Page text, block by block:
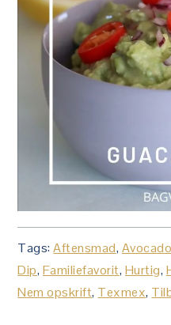
Tags:Aftensmad,
Dip, Familiefavorit, Hurtig,
Nem opskrift, Texmex,